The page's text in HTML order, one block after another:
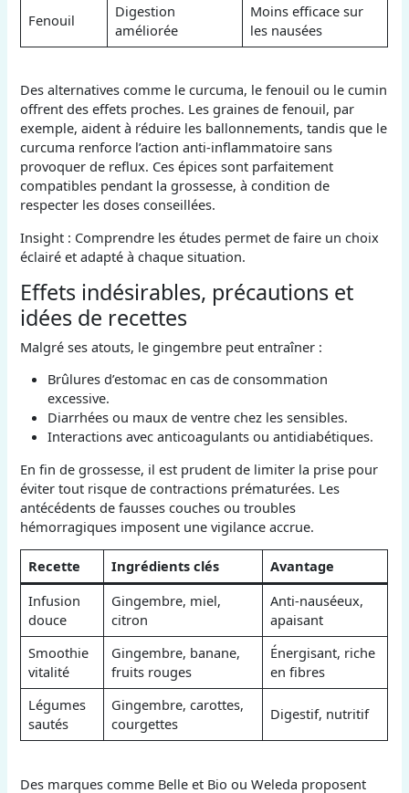
Fenouil
Digestion
améliorée
Moins efficace sur
les nausées
Des alternatives comme le curcuma, le fenouil ou le cumin
offrent des effets proches. Les graines de fenouil, par
exemple, aident à réduire les ballonnements, tandis que le
curcuma renforce l’action anti-inflammatoire sans
provoquer de reflux. Ces épices sont parfaitement
compatibles pendant la grossesse, à condition de
respecter les doses conseillées.
Insight : Comprendre les études permet de faire un choix
éclairé et adapté à chaque situation.
Effets indésirables, précautions et
idées de recettes
Malgré ses atouts, le gingembre peut entraîner :
Brûlures d’estomac en cas de consommation
excessive.
Diarrhées ou maux de ventre chez les sensibles.
Interactions avec anticoagulants ou antidiabétiques.
En fin de grossesse, il est prudent de limiter la prise pour
éviter tout risque de contractions prématurées. Les
antécédents de fausses couches ou troubles
hémorragiques imposent une vigilance accrue.
Recette Ingrédients clés
Avantage
Infusion
douce
Gingembre, miel,
citron
Anti-nauséeux,
apaisant
Smoothie
vitalité
Gingembre, banane,
fruits rouges
Énergisant, riche
en fibres
Légumes
sautés
Gingembre, carottes,
courgettes
Digestif, nutritif
Des marques comme Belle et Bio ou Weleda proposent